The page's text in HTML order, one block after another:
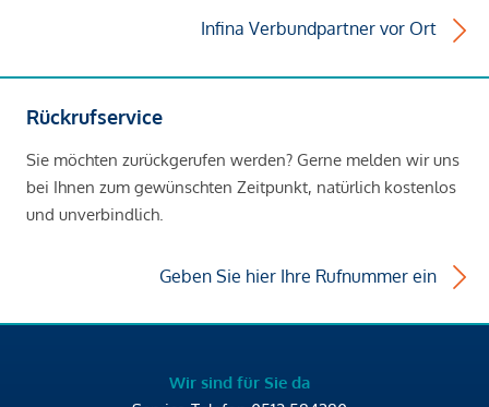
Infina Verbundpartner vor Ort
Rückrufservice
Sie möchten zurückgerufen werden? Gerne melden wir uns
bei Ihnen zum gewünschten Zeitpunkt, natürlich kostenlos
und unverbindlich.
Geben Sie hier Ihre Rufnummer ein
Wir sind für Sie da